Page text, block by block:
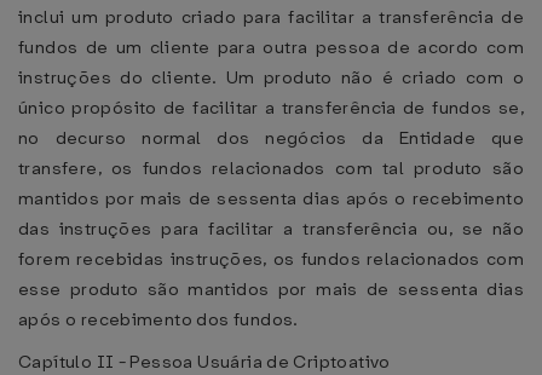
inclui um produto criado para facilitar a transferência de
fundos de um cliente para outra pessoa de acordo com
instruções do cliente. Um produto não é criado com o
único propósito de facilitar a transferência de fundos se,
no decurso normal dos negócios da Entidade que
transfere, os fundos relacionados com tal produto são
mantidos por mais de sessenta dias após o recebimento
das instruções para facilitar a transferência ou, se não
forem recebidas instruções, os fundos relacionados com
esse produto são mantidos por mais de sessenta dias
após o recebimento dos fundos.
Capítulo II - Pessoa Usuária de Criptoativo